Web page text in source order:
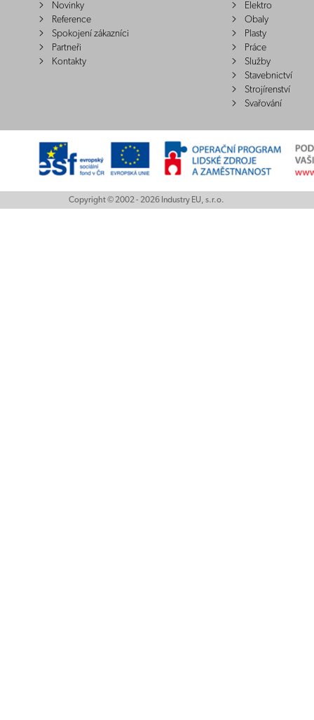
Novinky
Reference
Spokojení zákazníci
Partneři
Kontakty
Elektro
Obaly
Plasty
Práce
Služby
Stavebnictví
Strojírenství
Svařování
Copyright © 2002 - 2026 Industry EU, s.r.o.